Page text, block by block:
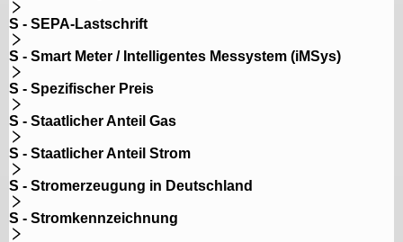
S - SEPA-Lastschrift
S - Smart Meter / Intelligentes Messystem (iMSys)
S - Spezifischer Preis
S - Staatlicher Anteil Gas
S - Staatlicher Anteil Strom
S - Stromerzeugung in Deutschland
S - Stromkennzeichnung